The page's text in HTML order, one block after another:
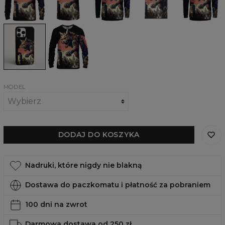
Kaiju Kaiju Japanese
Kaiju
Obudowa
telefon
Japanese
Kaiju,
iPhone,
Samsung,
Damska
bluza
Japanese
Kaiju
MODEL
DODAJ DO KOSZYKA
Nadruki, które nigdy nie blakną
Dostawa do paczkomatu i płatność za pobraniem
100 dni na zwrot